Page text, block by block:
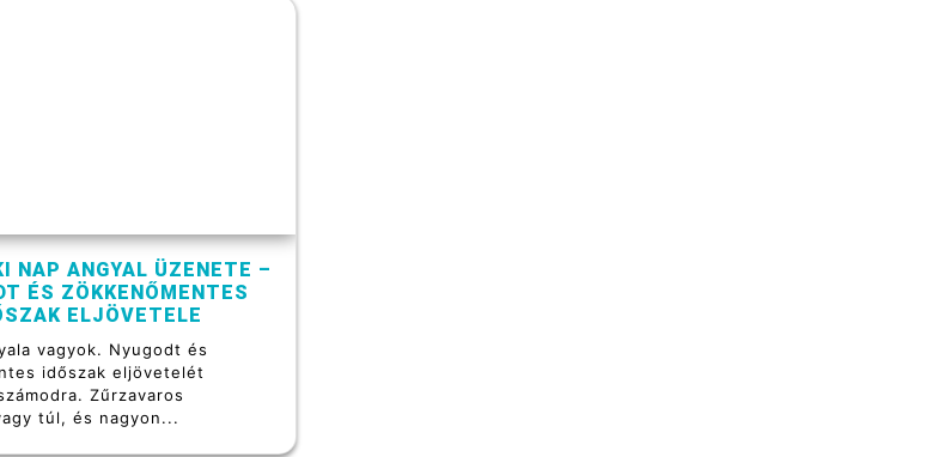
NAP ANGYAL ÜZENETE –
ÉS ZÖKKENŐMENTES
ELJÖVETELE
vagyok. Nyugodt és
időszak eljövetelét
Zűrzavaros
túl, és nagyon...